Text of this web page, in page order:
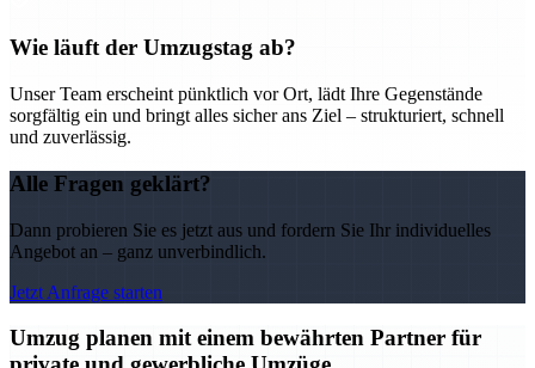
Wie läuft der Umzugstag ab?
Unser Team erscheint pünktlich vor Ort, lädt Ihre Gegenstände
sorgfältig ein und bringt alles sicher ans Ziel – strukturiert, schnell
und zuverlässig.
Alle Fragen geklärt?
Dann probieren Sie es jetzt aus und fordern Sie Ihr individuelles
Angebot an – ganz unverbindlich.
Jetzt Anfrage starten
Umzug planen mit einem bewährten Partner für